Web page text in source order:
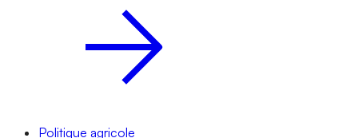
Politique agricole